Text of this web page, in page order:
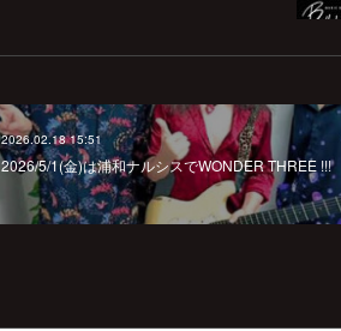
2026.02.18 15:51
2026/5/1(金)は浦和ナルシスでWONDER THREE !!!